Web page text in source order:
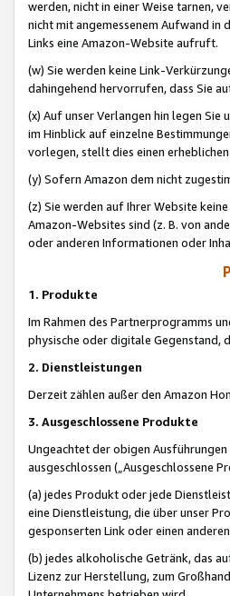
werden, nicht in einer Weise tarnen,
nicht mit angemessenem Aufwand in
Links eine Amazon-Website aufruft.
(w) Sie werden keine Link-
dahingehend hervorrufen, dass Sie
(x) Auf unser Verlangen hin legen
im Hinblick auf einzelne
vorlegen, stellt dies einen
(y) Sofern Amazon dem nicht
(z) Sie werden auf Ihrer Website
Amazon-Websites sind (z. B. von
oder anderen Informationen oder
1. Produkte
Im Rahmen des Partnerprogramms
physische oder digitale
2. Dienstleistungen
Derzeit zählen außer den Amazon
3. Ausgeschlossene Produkte
Ungeachtet der obigen
ausgeschlossen („Ausgeschlossene
(a) jedes Produkt oder jede
eine Dienstleistung, die über unser
gesponserten Link oder einen
(b) jedes alkoholische Getränk, das
Lizenz zur Herstellung, zum